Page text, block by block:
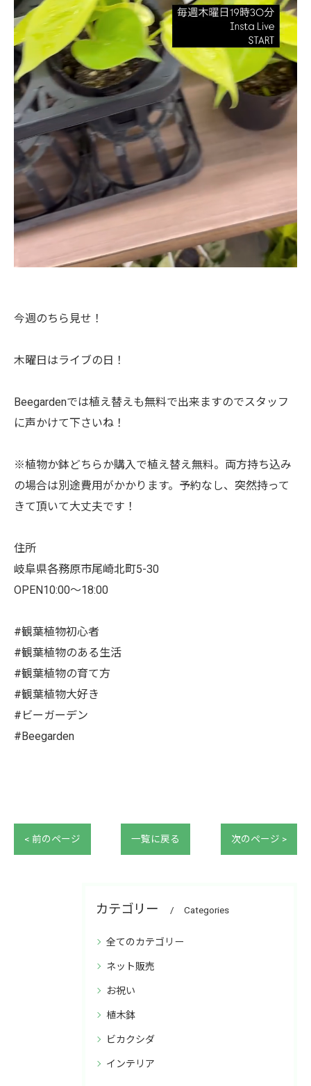
今週のちら見せ！
木曜日はライブの日！
Beegardenでは植え替えも無料で出来ますのでスタッフ
に声かけて下さいね！
※植物か鉢どちらか購入で植え替え無料。両方持ち込み
の場合は別途費用がかかります。予約なし、突然持って
きて頂いて大丈夫です！
住所
岐阜県各務原市尾崎北町5-30
OPEN10:00〜18:00
#観葉植物初心者
#観葉植物のある生活
#観葉植物の育て方
#観葉植物大好き
#ビーガーデン
#Beegarden
< 前のページ 一覧に戻る 次のページ >
カテゴリー Categories
全てのカテゴリー
ネット販売
お祝い
植木鉢
ビカクシダ
インテリア